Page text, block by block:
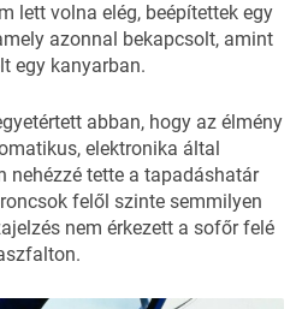
lett volna elég, beépítettek egy
azonnal bekapcsolt, amint
egy kanyarban.
abban, hogy az élmény
elektronika által
nehézzé tette a tapadáshatár
felől szinte semmilyen
nem érkezett a sofőr felé